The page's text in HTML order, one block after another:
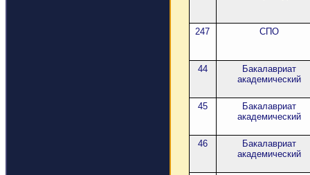
247 СПО
44
Бакалавриат
академический
45
Бакалавриат
академический
46
Бакалавриат
академический